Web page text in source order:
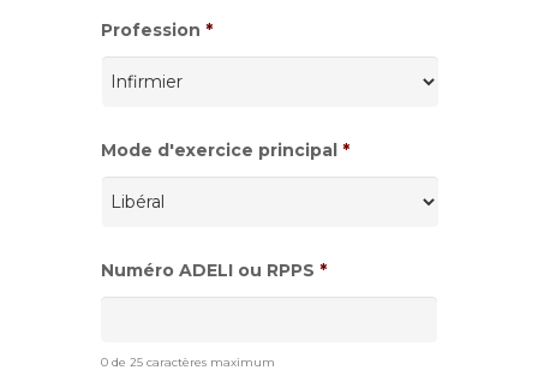
Profession *
Mode d'exercice principal *
Numéro ADELI ou RPPS *
0 de 25 caractères maximum